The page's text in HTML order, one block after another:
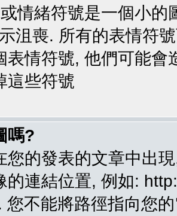
情緒符號是一個小
沮喪. 所有的表情符
表情符號, 他們可能
這些符號
嗎?
您的發表的文章中出
的連結位置, 例如:
您不能將路徑指向您